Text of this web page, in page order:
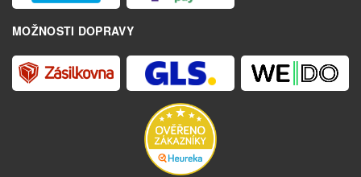
MOŽNOSTI DOPRAVY